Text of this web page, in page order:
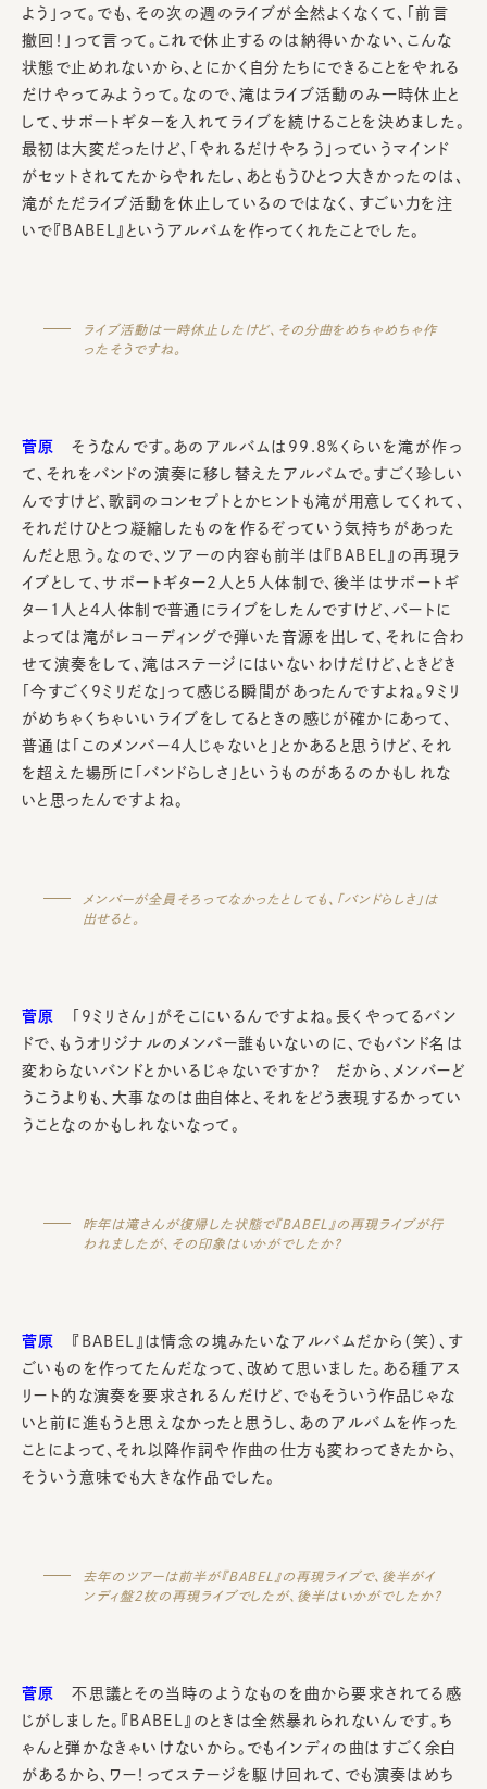
よう」って。でも、その次の週のライブが全然よくなくて、「前言
撤回！」って言って。これで休止するのは納得いかない、こんな
状態で止めれないから、とにかく自分たちにできることをやれる
だけやってみようって。なので、滝はライブ活動のみ一時休止と
して、サポートギターを入れてライブを続けることを決めました。
最初は大変だったけど、「やれるだけやろう」っていうマインド
がセットされてたからやれたし、あともうひとつ大きかったのは、
滝がただライブ活動を休止しているのではなく、すごい力を注
いで『BABEL』というアルバムを作ってくれたことでした。
ライブ活動は一時休止したけど、その分曲をめちゃめちゃ作
ったそうですね。
菅原
そうなんです。あのアルバムは99.8%くらいを滝が作っ
て、それをバンドの演奏に移し替えたアルバムで。すごく珍しい
んですけど、歌詞のコンセプトとかヒントも滝が用意してくれて、
それだけひとつ凝縮したものを作るぞっていう気持ちがあった
んだと思う。なので、ツアーの内容も前半は『BABEL』の再現ラ
イブとして、サポートギター2人と5人体制で、後半はサポートギ
ター1人と4人体制で普通にライブをしたんですけど、パートに
よっては滝がレコーディングで弾いた音源を出して、それに合わ
せて演奏をして、滝はステージにはいないわけだけど、ときどき
「今すごく9ミリだな」って感じる瞬間があったんですよね。9ミリ
がめちゃくちゃいいライブをしてるときの感じが確かにあって、
普通は「このメンバー4人じゃないと」とかあると思うけど、それ
を超えた場所に「バンドらしさ」というものがあるのかもしれな
いと思ったんですよね。
メンバーが全員そろってなかったとしても、「バンドらしさ」は
出せると。
菅原
「9ミリさん」がそこにいるんですよね。長くやってるバン
ドで、もうオリジナルのメンバー誰もいないのに、でもバンド名は
変わらないバンドとかいるじゃないですか？ だから、メンバーど
うこうよりも、大事なのは曲自体と、それをどう表現するかってい
うことなのかもしれないなって。
昨年は滝さんが復帰した状態で『BABEL』の再現ライブが行
われましたが、その印象はいかがでしたか？
菅原
『BABEL』は情念の塊みたいなアルバムだから（笑）、す
ごいものを作ってたんだなって、改めて思いました。ある種アス
リート的な演奏を要求されるんだけど、でもそういう作品じゃな
いと前に進もうと思えなかったと思うし、あのアルバムを作った
ことによって、それ以降作詞や作曲の仕方も変わってきたから、
そういう意味でも大きな作品でした。
去年のツアーは前半が『BABEL』の再現ライブで、後半がイ
ンディ盤2枚の再現ライブでしたが、後半はいかがでしたか？
菅原
不思議とその当時のようなものを曲から要求されてる感
じがしました。『BABEL』のときは全然暴れられないんです。ち
ゃんと弾かなきゃいけないから。でもインディの曲はすごく余白
があるから、ワー！ってステージを駆け回れて、でも演奏はめち